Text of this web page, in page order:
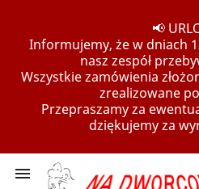
📢
Informujemy, że w dniach
nasz zespół
Wszystkie zamówienia
zrealizowane
Przepraszamy za
dziękujemy za
